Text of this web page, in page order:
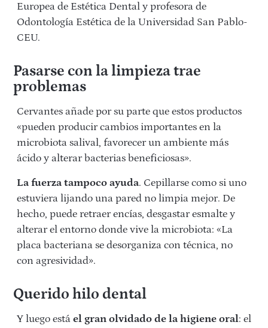
Europea de Estética Dental y profesora de
Odontología Estética de la Universidad San Pablo-
CEU.
Pasarse con la limpieza trae
problemas
Cervantes añade por su parte que estos productos
«pueden producir cambios importantes en la
microbiota salival, favorecer un ambiente más
ácido y alterar bacterias beneficiosas».
La fuerza tampoco ayuda. Cepillarse como si uno
estuviera lijando una pared no limpia mejor. De
hecho, puede retraer encías, desgastar esmalte y
alterar el entorno donde vive la microbiota: «La
placa bacteriana se desorganiza con técnica, no
con agresividad».
Querido hilo dental
Y luego está el gran olvidado de la higiene oral: el